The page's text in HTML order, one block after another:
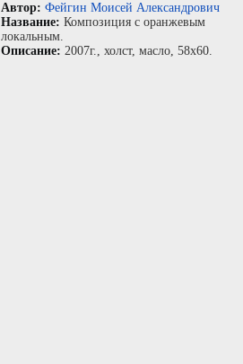
Автор: Фейгин Моисей Александрович
Название: Композиция с оранжевым
локальным.
Описание: 2007г., холст, масло, 58x60.